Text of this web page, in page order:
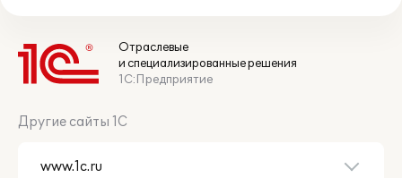
Отраслевые
и специализированные решения
1С:Предприятие
Другие сайты 1С